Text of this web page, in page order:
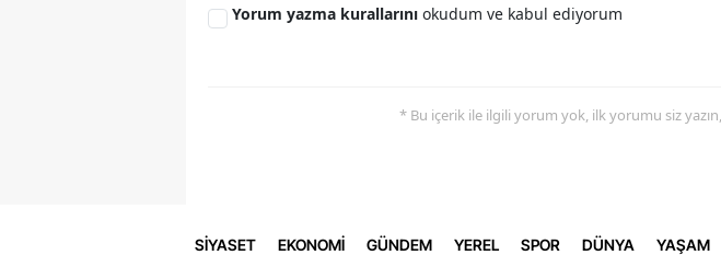
Yorum yazma kurallarını okudum ve kabul ediyorum
* Bu içerik ile ilgili yorum yok, ilk yorumu siz
SİYASET EKONOMİ GÜNDEM YEREL SPOR DÜNYA YAŞAM